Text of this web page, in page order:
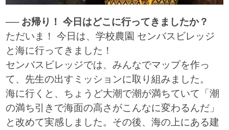
── お帰り！ 今日はどこに行ってきましたか？
ただいま！ 今日は、学校農園 センバスビレッジ
と海に行ってきました！
センバスビレッジでは、みんなでマップを作っ
て、先生の出すミッションに取り組みました。
海に行くと、ちょうど大潮で潮が満ちていて「潮
の満ち引きで海面の高さがこんなに変わるんだ」
と改めて実感しました。その後、海の上にある建